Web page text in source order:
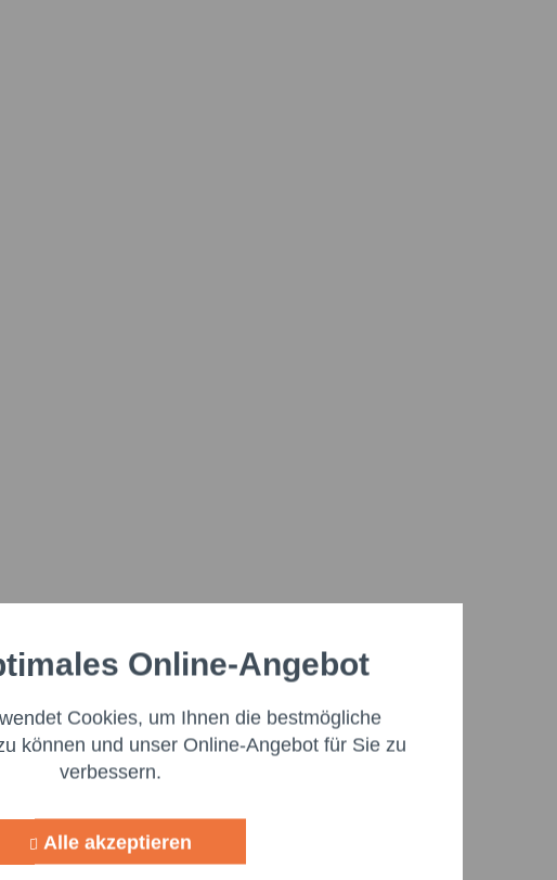
Aktiv
Aktiv
Online-Angebot
Cookies, um Ihnen die bestmögliche
können und unser Online-Angebot für Sie zu
verbessern.
Alle akzeptieren